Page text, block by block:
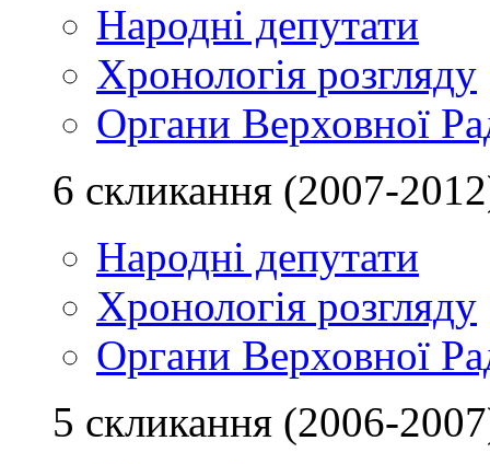
Народні депутати
Хронологія розгляду
Органи Верховної
6 скликання (2007-
Народні депутати
Хронологія розгляду
Органи Верховної
5 скликання (2006-